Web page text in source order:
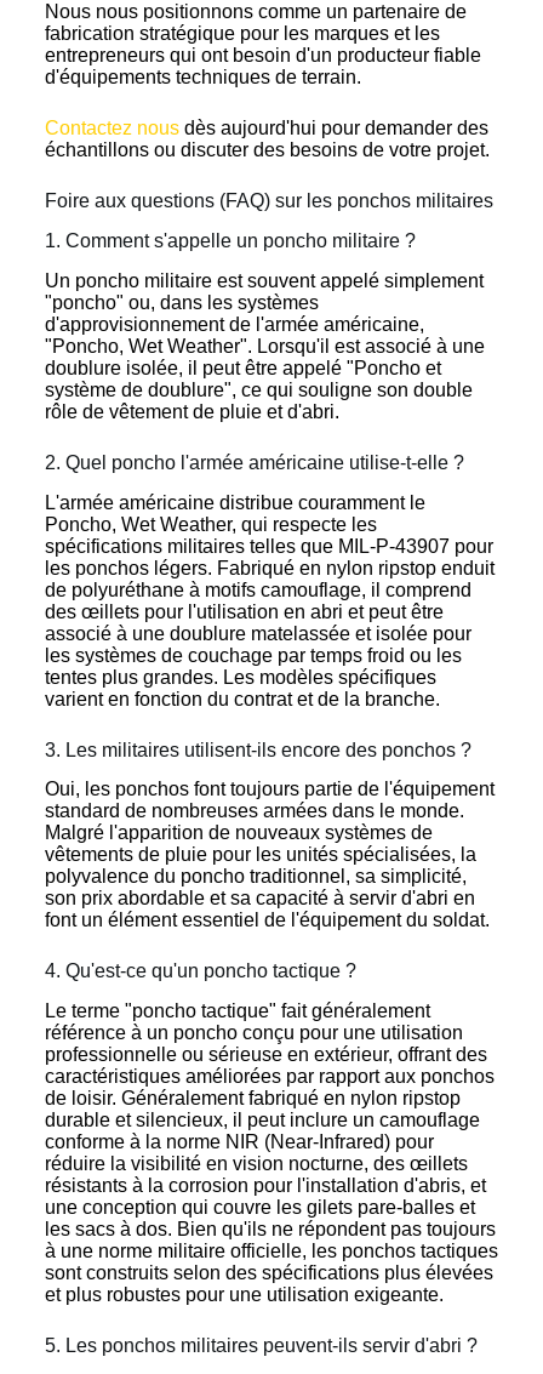
Nous nous positionnons comme un partenaire de
fabrication stratégique pour les marques et les
entrepreneurs qui ont besoin d'un producteur fiable
d'équipements techniques de terrain.
Contactez nousdès aujourd'hui pour demander des
échantillons ou discuter des besoins de votre projet.
Foire aux questions (FAQ) sur les ponchos militaires
1. Comment s'appelle un poncho militaire ?
Un poncho militaire est souvent appelé simplement
"poncho" ou, dans les systèmes
d'approvisionnement de l'armée américaine,
"Poncho, Wet Weather". Lorsqu'il est associé à une
doublure isolée, il peut être appelé "Poncho et
système de doublure", ce qui souligne son double
rôle de vêtement de pluie et d'abri.
2. Quel poncho l'armée américaine utilise-t-elle ?
L'armée américaine distribue couramment le
Poncho, Wet Weather, qui respecte les
spécifications militaires telles que MIL-P-43907 pour
les ponchos légers. Fabriqué en nylon ripstop enduit
de polyuréthane à motifs camouflage, il comprend
des œillets pour l'utilisation en abri et peut être
associé à une doublure matelassée et isolée pour
les systèmes de couchage par temps froid ou les
tentes plus grandes. Les modèles spécifiques
varient en fonction du contrat et de la branche.
3. Les militaires utilisent-ils encore des ponchos ?
Oui, les ponchos font toujours partie de l'équipement
standard de nombreuses armées dans le monde.
Malgré l'apparition de nouveaux systèmes de
vêtements de pluie pour les unités spécialisées, la
polyvalence du poncho traditionnel, sa simplicité,
son prix abordable et sa capacité à servir d'abri en
font un élément essentiel de l'équipement du soldat.
4. Qu'est-ce qu'un poncho tactique ?
Le terme "poncho tactique" fait généralement
référence à un poncho conçu pour une utilisation
professionnelle ou sérieuse en extérieur, offrant des
caractéristiques améliorées par rapport aux ponchos
de loisir. Généralement fabriqué en nylon ripstop
durable et silencieux, il peut inclure un camouflage
conforme à la norme NIR (Near-Infrared) pour
réduire la visibilité en vision nocturne, des œillets
résistants à la corrosion pour l'installation d'abris, et
une conception qui couvre les gilets pare-balles et
les sacs à dos. Bien qu'ils ne répondent pas toujours
à une norme militaire officielle, les ponchos tactiques
sont construits selon des spécifications plus élevées
et plus robustes pour une utilisation exigeante.
5. Les ponchos militaires peuvent-ils servir d'abri ?